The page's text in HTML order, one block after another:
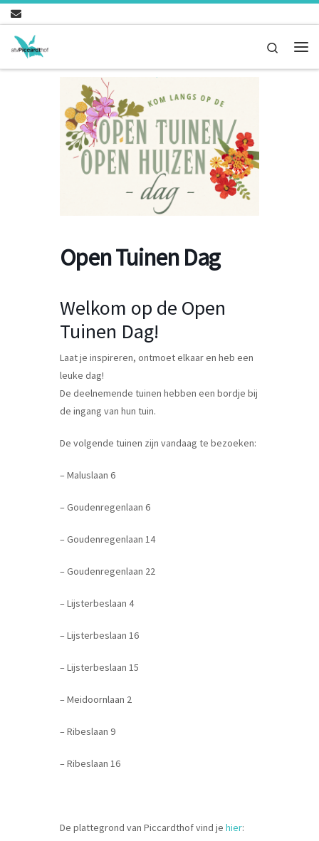
Ga naar inhoud
Search
Open Tuinen Dag
Welkom op de Open
Tuinen Dag!
Laat je inspireren, ontmoet elkaar en heb een
leuke dag!
De deelnemende tuinen hebben een bordje bij
de ingang van hun tuin.
De volgende tuinen zijn vandaag te bezoeken:
– Maluslaan 6
– Goudenregenlaan 6
– Goudenregenlaan 14
– Goudenregenlaan 22
– Lijsterbeslaan 4
– Lijsterbeslaan 16
– Lijsterbeslaan 15
– Meidoornlaan 2
– Ribeslaan 9
– Ribeslaan 16
De plattegrond van Piccardthof vind je hier: